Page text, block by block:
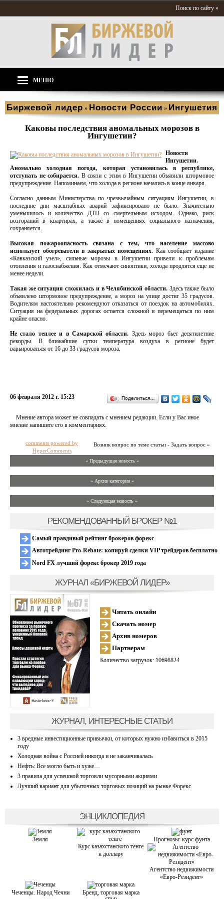
Поиск по сайту »
МЕНЮ
Биржевой лидер » Новости России » Ингушетия
Каковы последствия аномальных морозов в
Ингушетии?
Новости
Ингушетии.
Аномально холодная погода, которая установилась в республике,
отступать не собирается. В связи с этим в Ингушетии объявили штормовое
предупреждение. Напоминаем, что холода в регионе начались в конце января.
Согласно данным Министерства по чрезвычайным ситуациям Ингушетии, в
последние дни масштабных аварий зафиксировано не было. Значительно
уменьшилось и количество ДТП со смертельным исходом. Однако, риск
возгораний в квартирах, а также в помещениях социального назначения,
сохраняется.
Высокая пожароопасность связана с тем, что население массово
использует обогреватели в закрытых помещениях. Как сообщает издание
«Кавказский узел», сильные морозы в Ингушетии привели к проблемам
отопления и газоснабжения. Как отмечают синоптики, холода продлятся еще не
менее недели.
Такая же ситуация сложилась и в Челябинской области. Здесь также было
объявлено штормовое предупреждение, а мороз на улице достиг 35 градусов.
Водителям настоятельно рекомендуют отказаться от поездок на автомобилях.
Ситуация на федеральных дорогах остается сложной и перемещаться по ним
крайне опасно.
Не стало теплее и в Самарской области. Здесь мороз бьет десятилетние
рекорды. В ближайшие сутки температура воздуха в регионе будет
варьироваться от 16 до 33 градусов мороза.
06 февраля 2012 г. 15:23 Поделиться…
Мнение автора может не совпадать с мнением редакции. Если у Вас иное
мнение напишите его в комментариях.
Возник вопрос по теме статьи - Задать вопрос »
comments powered by
HyperComments
« Предыдущая новость «
» Архив категории «
» Следующая новость »
РЕКОМЕНДОВАННЫЙ БРОКЕР №1
Самый правдивый рейтинг брокеров форекс
Автотрейдинг Pro-Rebate: копируй сделки VIP трейдеров бесплатно
Nord FX лучший форекс брокер 2019 года
ЖУРНАЛ «БИРЖЕВОЙ ЛИДЕР»
Читать онлайн
Скачать номер
Архив номеров
Партнерам
Количество загрузок: 10698824
ЖУРНАЛ, ИНТЕРЕСНЫЕ СТАТЬИ
3 вредные инвестиционные привычки, от которых нужно избавиться в 2015
году
Холодная война с Россией никогда и не заканчивалась
Нефть: Все могло быть и хуже…
3 правила для успешной торговли мусорными акциями
Лучший вариант для убыточных торговых позиций на рынке Форекс
ЭНЦИКЛОПЕДИЯ
Земля
Курс казахстанского тенге
к доллару
Прогнозы: курс фунта
Агентство недвижимости
«Евро-Резидент»
Чеченцы. Народ Чечни
Бренд, торговая марка